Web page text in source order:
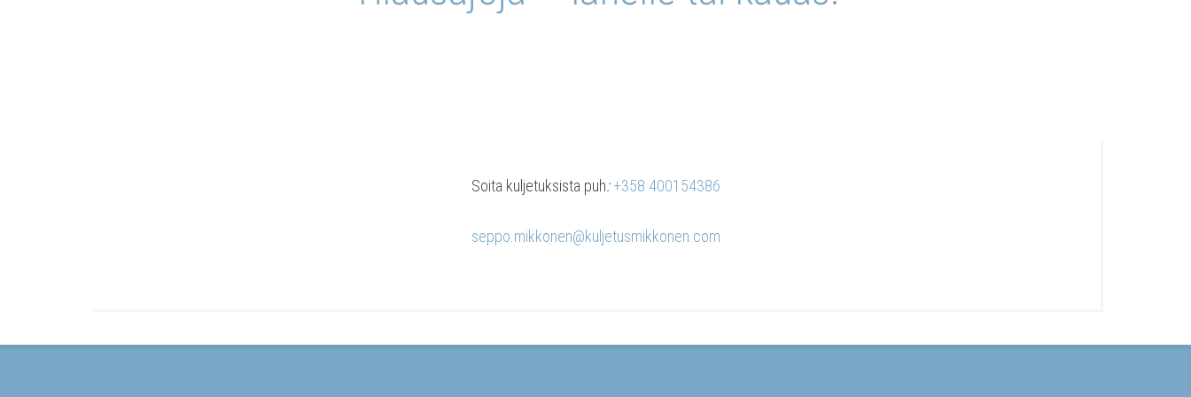
Soi­ta kul­je­tuk­sis­ta puh:+358 400154386
seppo.mikkonen@kuljetusmikkonen.com